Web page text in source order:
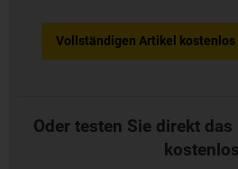
Vollständigen Artikel kostenlos
Oder testen Sie direkt
kostenlos